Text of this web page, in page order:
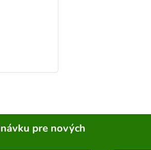
pre nových